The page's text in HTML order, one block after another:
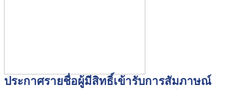
ประกาศรายชื่อผู้มีสิทธิ์เข้ารับการสัมภาษณ์